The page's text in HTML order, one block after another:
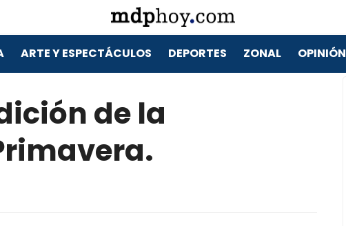
ARTE Y ESPECTÁCULOS DEPORTES ZONAL OPINIÓN
de la